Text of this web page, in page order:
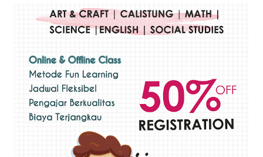
menggunakan bahan dasar cat air, cat akrilik, atau cat minyak dengan
sapuan warna cat yang tebal. Dengan memberikan sapuan warna
pelukis untuk menghasilkan lukisan yang mempesona dan tentunya
bernilai tinggi. Ciri teknik plakat Ciri-ciri teknik plakat, yaitu: Sapuan
warna yang kental dan tebal. Hasil lukisan menutupi seluruh bagian
medianya Mem...